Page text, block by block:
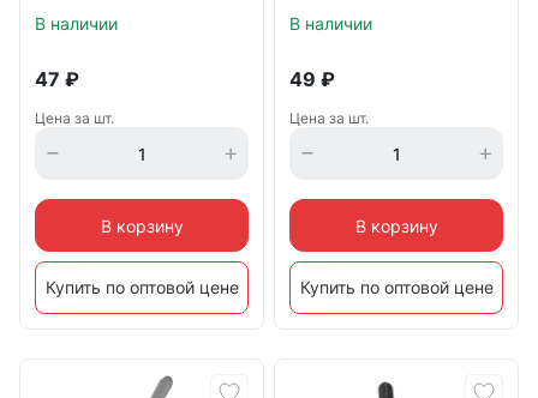
В наличии
47 ₽
Цена за шт.
В корзину
Купить по оптовой цене
В наличии
49 ₽
Цена за шт.
В корзину
Купить по оптовой цене